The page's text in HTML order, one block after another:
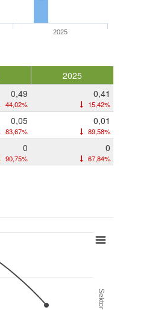
2025
2025
0,49
44,02%
0,41
15,42%
0,05
83,67%
0,01
89,58%
0
90,75%
0
67,84%
Sektor